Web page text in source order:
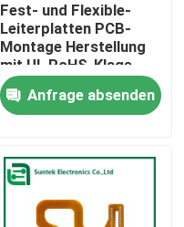
Fest- und Flexible-
Leiterplatten PCB-
Montage Herstellung
mit UL RoHS-Klage
Anfrage absenden